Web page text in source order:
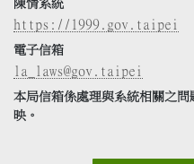
陳情系統
https://1999.gov.taipei
電子信箱
la_laws@gov.taipei
本局信箱係處理與系統相關之
映。